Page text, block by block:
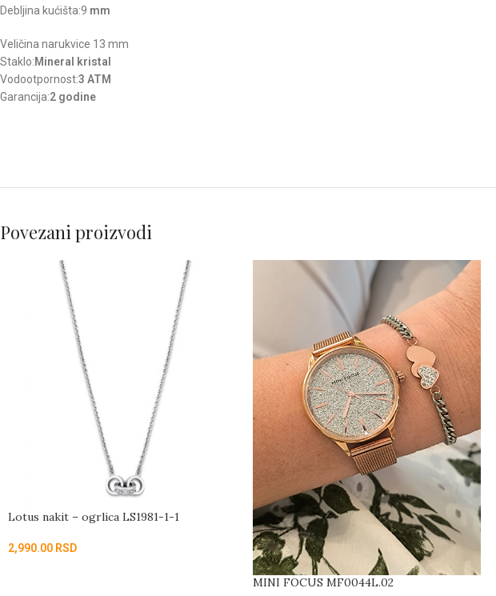
Debljina kućišta:9 mm
Veličina narukvice 13 mm
Staklo:Mineral kristal
Vodootpornost:3 ATM
Garancija:2 godine
Povezani proizvodi
Lotus nakit – ogrlica LS1981-1-1
2,990.00 RSD
MINI FOCUS MF0044L.02